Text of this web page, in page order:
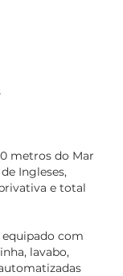
metros do Mar
Ingleses,
e total
com
lavabo,